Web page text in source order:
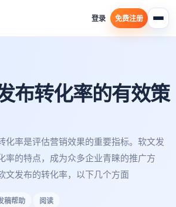
登录 免费注册
布转化率的有效策
化率是评估营销效果的重要指标。软文发
率的特点，成为众多企业青睐的推广方
文发布的转化率，以下几个方面
稿帮助 阅读